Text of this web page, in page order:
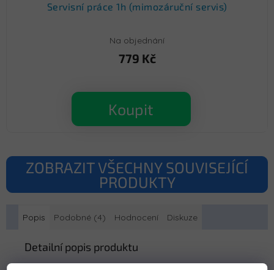
Servisní práce 1h (mimozáruční servis)
Na objednání
779 Kč
Koupit
ZOBRAZIT VŠECHNY SOUVISEJÍCÍ
PRODUKTY
Popis Podobné (4) Hodnocení Diskuze
Detailní popis produktu